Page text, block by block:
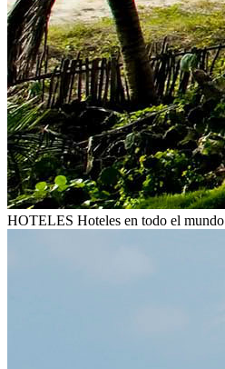
HOTELES Hoteles en todo el mundo